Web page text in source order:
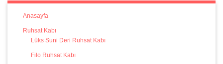
Anasayfa
Ruhsat Kabı
Lüks Suni Deri Ruhsat Kabı
Filo Ruhsat Kabı